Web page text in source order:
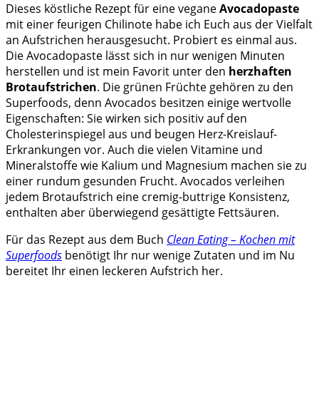
Dieses köstliche Rezept für eine veganeAvocadopaste
mit einer feurigen Chilinote habe ich Euch aus der Vielfalt
an Aufstrichen herausgesucht. Probiert es einmal aus.
Die Avocadopaste lässt sich in nur wenigen Minuten
herstellen und ist mein Favorit unter den herzhaften
Brotaufstrichen. Die grünen Früchte gehören zu den
Superfoods, denn Avocados besitzen einige wertvolle
Eigenschaften: Sie wirken sich positiv auf den
Cholesterinspiegel aus und beugen Herz-Kreislauf-
Erkrankungen vor. Auch die vielen Vitamine und
Mineralstoffe wie Kalium und Magnesium machen sie zu
einer rundum gesunden Frucht. Avocados verleihen
jedem Brotaufstrich eine cremig-buttrige Konsistenz,
enthalten aber überwiegend gesättigte Fettsäuren.
Für das Rezept aus dem Buch Clean Eating – Kochen mit
Superfoods benötigt Ihr nur wenige Zutaten und im Nu
bereitet Ihr einen leckeren Aufstrich her.